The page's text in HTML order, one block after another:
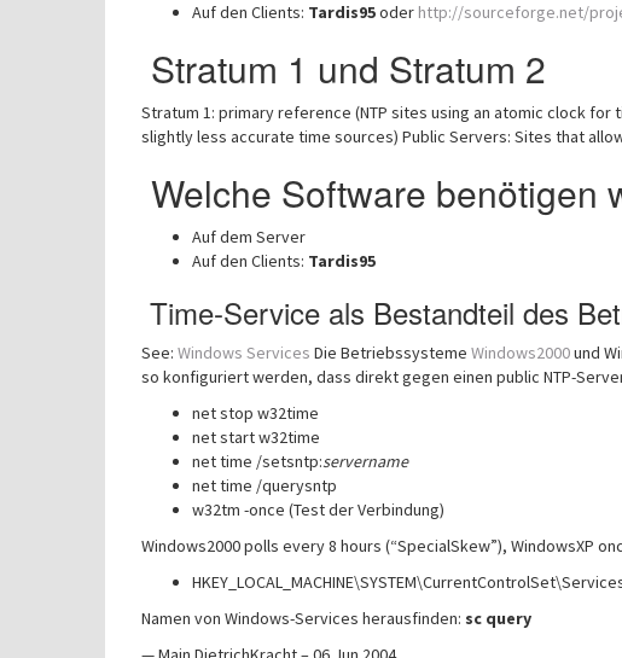
Auf den Clients: Tardis95oder http://sourceforge.net/
Stratum 1 und Stratum 2
Stratum 1: primary reference (NTP sites using an atomic clock
slightly less accurate time sources) Public Servers: Sites that
Welche Software benötigen
Auf dem Server
Auf den Clients: Tardis95
Time-Service als Bestandteil des
See: Windows Services Die Betriebssysteme Windows2000und
so konfiguriert werden, dass direkt gegen einen public NTP-
net stop w32time
net start w32time
net time /setsntp:servername
net time /querysntp
w32tm -once (Test der Verbindung)
Windows2000 polls every 8 hours (“SpecialSkew”), WindowsXP
Namen von Windows-Services herausfinden: sc query